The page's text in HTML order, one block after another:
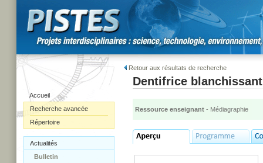
Accueil
Recherche avancée
Répertoire
Actualités
Bulletin
Retour aux résultats de recherche
Dentifrice blanchissant
Ressource enseignant - Médiagraphie